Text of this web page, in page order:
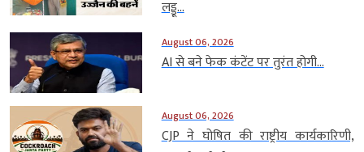
लड्डू...
August 06, 2026
AI से बने फेक कंटेंट पर तुरंत होगी...
August 06, 2026
CJP ने घोषित की राष्ट्रीय कार्यकारिणी,